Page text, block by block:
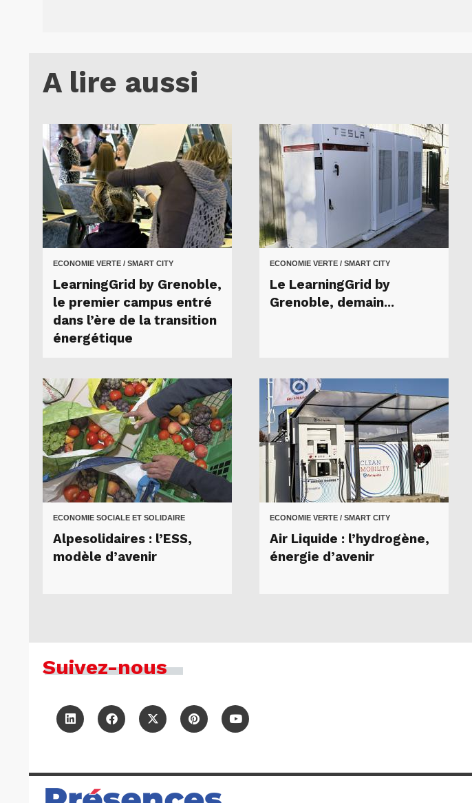
A lire aussi
ECONOMIE VERTE / SMART CITY
LearningGrid by Grenoble,
le premier campus entré
dans l’ère de la transition
énergétique
ECONOMIE VERTE / SMART CITY
Le LearningGrid by
Grenoble, demain...
ECONOMIE SOCIALE ET SOLIDAIRE
Alpesolidaires : l’ESS,
modèle d’avenir
ECONOMIE VERTE / SMART CITY
Air Liquide : l’hydrogène,
énergie d’avenir
Suivez-nous